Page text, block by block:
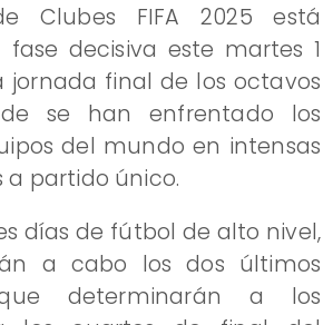
Clubes FIFA 2025 está
decisiva este martes 1
jornada final de los octavos
se han enfrentado los
del mundo en intensas
partido único.
días de fútbol de alto nivel,
a cabo los dos últimos
determinarán a los